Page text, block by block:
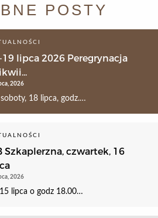
POSTY
19 lipca 2026 Peregrynacja
2026
18 lipca, godz.…
Szkaplerzna, czwartek, 16
2026
lipca o godz 18.00…